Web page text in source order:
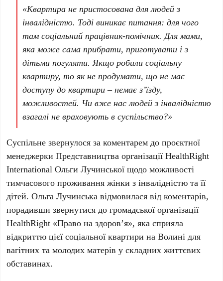
«Квартира не пристосована для людей з
інвалідністю. Тоді виникає питання: для чого
там соціальний працівник-помічник. Для мами,
яка може сама прибрати, приготувати і з
дітьми погуляти. Якщо робили соціальну
квартиру, то як не продумати, що не має
доступу до квартири – немає з’їзду,
можливостей. Чи вже нас людей з інвалідністю
взагалі не враховують в суспільство?»
Суспільне звернулося за коментарем до проєктної
менеджерки Представництва організації HealthRight
International Ольги Лучинської щодо можливості
тимчасового проживання жінки з інвалідністю та її
дітей. Ольга Лучинська відмовилася від коментарів,
порадивши звернутися до громадської організації
HealthRight «Право на здоров’я», яка сприяла
відкриттю цієї соціальної квартири на Волині для
вагітних та молодих матерів у складних життєвих
обставинах.